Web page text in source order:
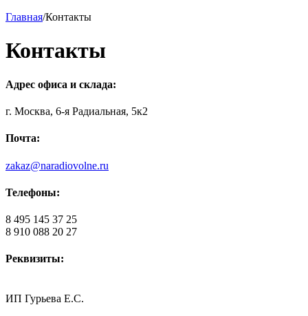
Главная/Контакты
Контакты
Адрес офиса и склада:
г. Москва, 6-я Радиальная, 5к2
Почта:
zakaz@naradiovolne.ru
Телефоны:
8 495 145 37 25
8 910 088 20 27
Реквизиты:
ИП Гурьева Е.С.